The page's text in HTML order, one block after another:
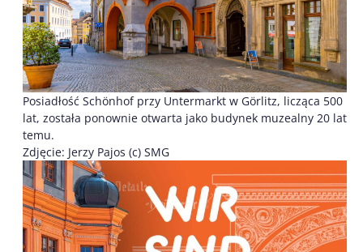
Posiadłość Schönhof przy Untermarkt w Görlitz, licząca 500
lat, została ponownie otwarta jako budynek muzealny 20 lat
temu.
Zdjęcie: Jerzy Pajos (c) SMG